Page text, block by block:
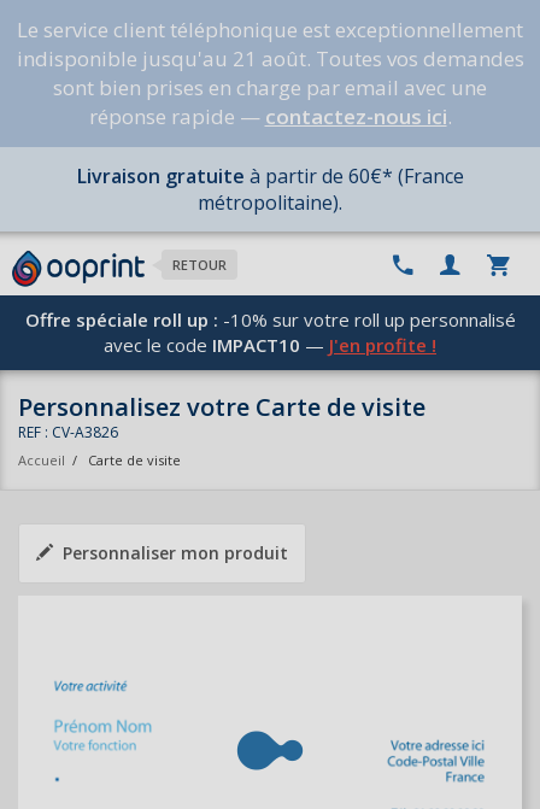
Le service client téléphonique est exceptionnellement
indisponible jusqu'au 21 août. Toutes vos demandes
sont bien prises en charge par email avec une
réponse rapide — contactez-nous ici.
Livraison gratuite à partir de 60€* (France
métropolitaine).
RETOUR
Offre spéciale roll up : -10% sur votre roll up personnalisé
avec le code IMPACT10 — J'en profite !
Personnalisez votre Carte de visite
REF : CV-A3826
Accueil / Carte de visite
Personnaliser mon produit